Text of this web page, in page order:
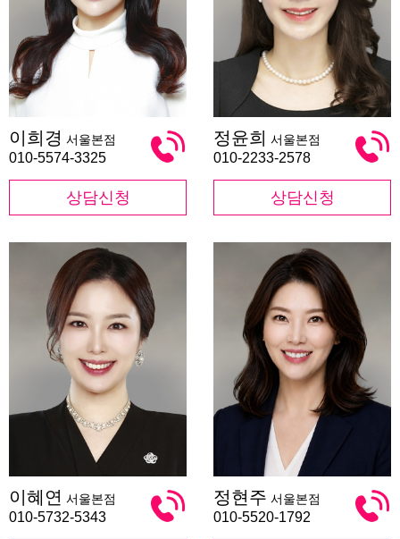
희
경
이희경 서울본점
010-5574-3325
상담신청
윤
희
정윤희 서울본점
010-2233-2578
상담신청
혜
연
이혜연 서울본점
010-5732-5343
현
주
정현주 서울본점
010-5520-1792